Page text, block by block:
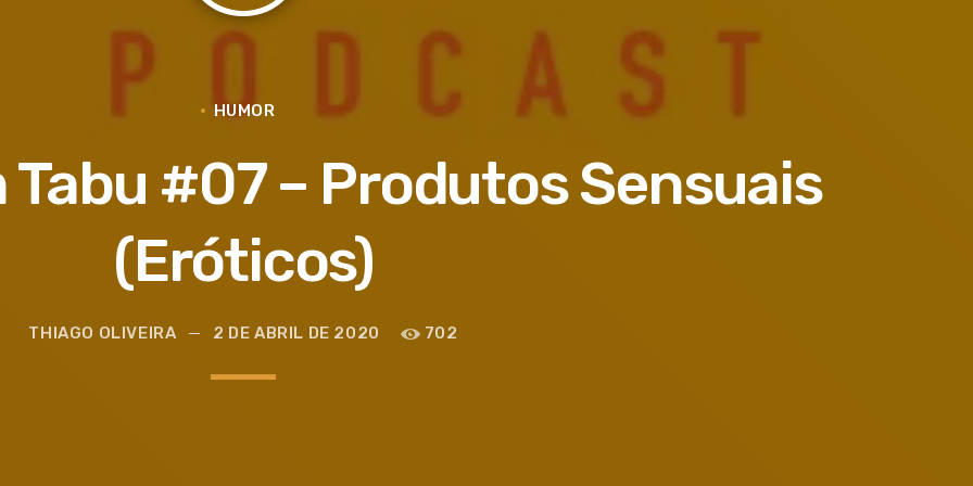
HUMOR
Tabu #07 – Produtos Sensuais
(Eróticos)
THIAGO OLIVEIRA 2 DE ABRIL DE 2020 702